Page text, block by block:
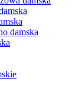
damska